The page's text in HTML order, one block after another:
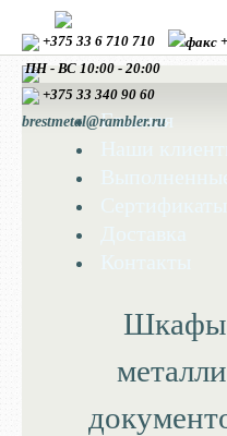
+375 33 6 710 710
ПН - ВС 10:00 - 20:00
+375 33 340 90 60
brestmetal@rambler.ru
Главная
Шкафы